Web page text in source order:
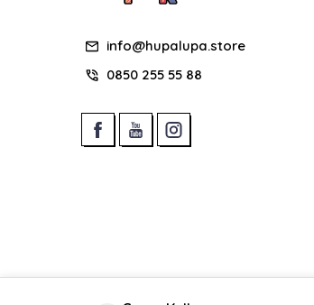
info@hupalupa.store
0850 255 55 88